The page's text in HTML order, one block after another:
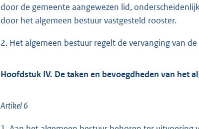
door de gemeente aangewezen lid,
door het algemeen bestuur vastgesteld rooster.
2. Het algemeen bestuur regelt de vervanging van
Hoofdstuk IV. De taken en bevoegdheden van het
Artikel 6